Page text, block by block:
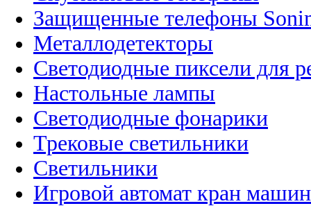
Защищенные телефоны
Металлодетекторы
Светодиодные пиксели для
Настольные лампы
Светодиодные фонарики
Трековые светильники
Светильники
Игровой автомат кран